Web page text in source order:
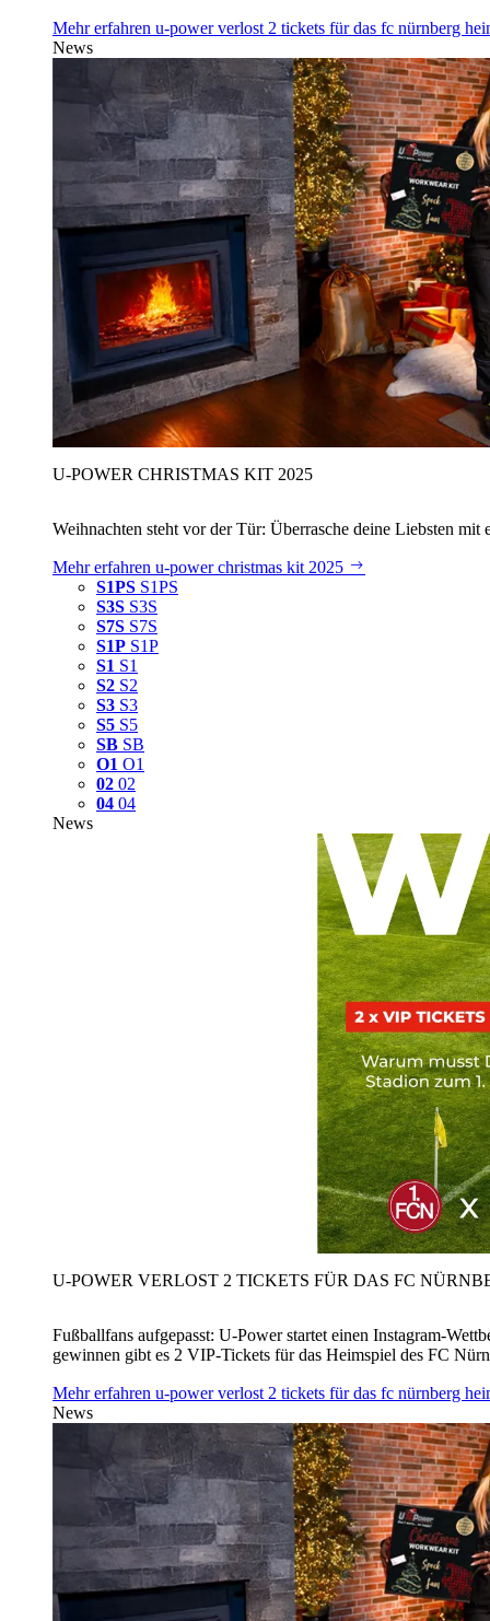
Mehr erfahren u‑power verlost 2 tickets für das fc nürnberg
News
U‑POWER CHRISTMAS KIT 2025
Weihnachten steht vor der Tür: Überrasche deine Liebsten
Mehr erfahren u‑power christmas kit 2025
S1PS S1PS
S3S S3S
S7S S7S
S1P S1P
S1 S1
S2 S2
S3 S3
S5 S5
SB SB
O1 O1
02 02
04 04
News
U‑POWER VERLOST 2 TICKETS FÜR DAS FC
Fußballfans aufgepasst: U‑Power startet einen Instagram-
gewinnen gibt es 2 VIP-Tickets für das Heimspiel des FC
Mehr erfahren u‑power verlost 2 tickets für das fc nürnberg
News